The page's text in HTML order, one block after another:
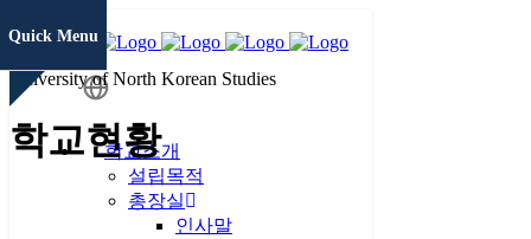
Quick Menu
학생정보
시스템
증명서발급
학교소개
설립목적
총장실
인사말
University of North Korean Studies
학교현황